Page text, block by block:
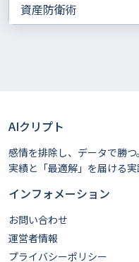
資産防衛術
AIクリプト
感情を排除し、データで勝
実績と「最適解」を届ける実
インフォメーション
お問い合わせ
運営者情報
プライバシーポリシー